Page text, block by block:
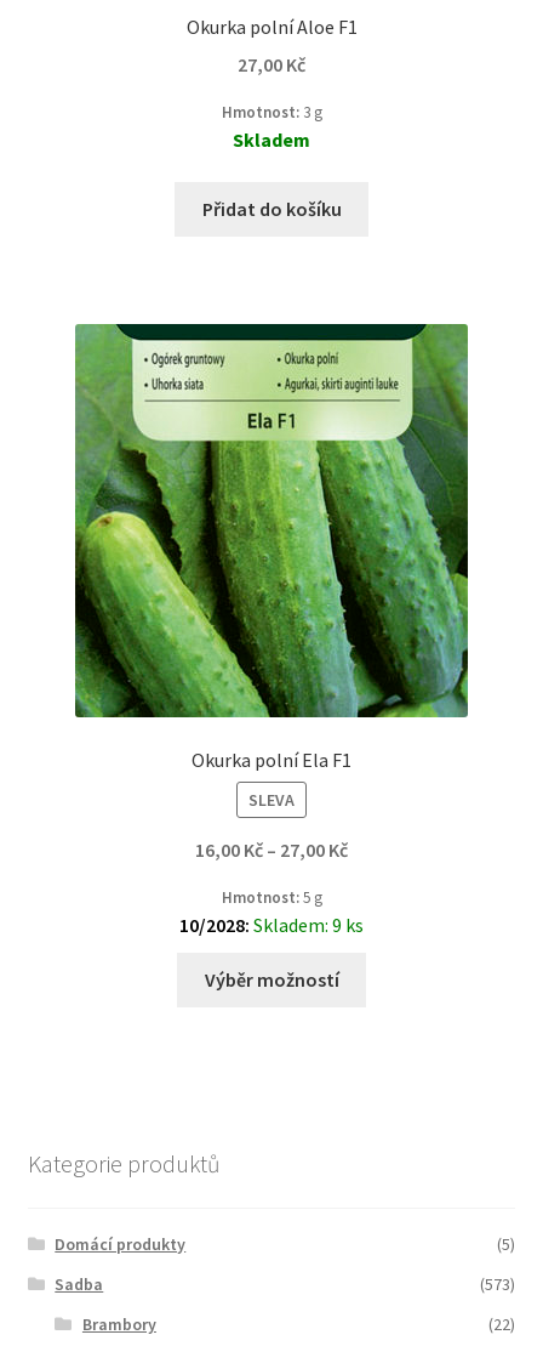
Okurka polní Aloe F1
27,00 Kč
Hmotnost: 3 g
Skladem
Přidat do košíku
Okurka polní Ela F1
SLEVA
16,00 Kč – 27,00 Kč
Hmotnost:5 g
10/2028: Skladem: 9 ks
Výběr možností
Kategorie produktů
Domácí produkty
(5)
Sadba
(573)
Brambory
(22)